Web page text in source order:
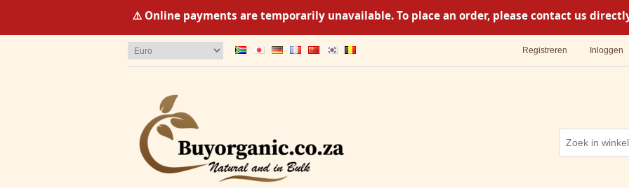
⚠️ Online payments are temporarily unavailable. To place an order, please contact us
Registreren Inloggen